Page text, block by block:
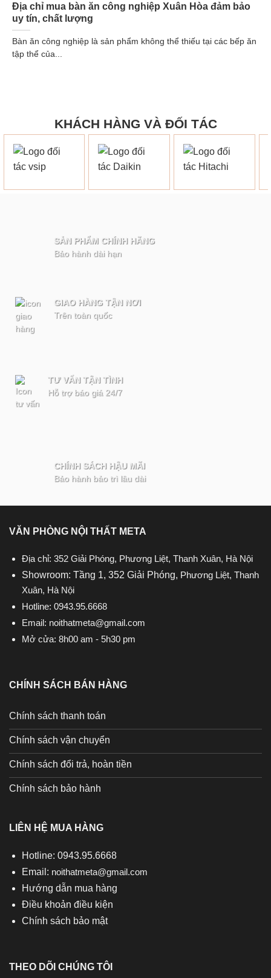
Địa chỉ mua bàn ăn công nghiệp Xuân Hòa đảm bảo
uy tín, chất lượng
Bàn ăn công nghiệp là sản phẩm không thể thiếu tại các bếp ăn
tập thể của...
KHÁCH HÀNG VÀ ĐỐI TÁC
SẢN PHẨM CHÍNH HÃNG
Bảo hành dài hạn
GIAO HÀNG TẬN NƠI
Trên toàn quốc
TƯ VẤN TẬN TÌNH
Hỗ trợ báo giá 24/7
CHÍNH SÁCH HẬU MÃI
Bảo hành bảo trì lâu dài
VĂN PHÒNG NỘI THẤT META
Địa chỉ: 352 Giải Phóng, Phương Liệt, Thanh Xuân, Hà Nội
Showroom: Tầng 1, 352 Giải Phóng, Phương Liệt, Thanh
Xuân, Hà Nội
Hotline: 0943.95.6668
Email: noithatmeta@gmail.com
Mở cửa: 8h00 am - 5h30 pm
CHÍNH SÁCH BÁN HÀNG
Chính sách thanh toán
Chính sách vận chuyển
Chính sách đổi trả, hoàn tiền
Chính sách bảo hành
LIÊN HỆ MUA HÀNG
Hotline: 0943.95.6668
Email: noithatmeta@gmail.com
Hướng dẫn mua hàng
Điều khoản điều kiện
Chính sách bảo mật
THEO DÕI CHÚNG TÔI